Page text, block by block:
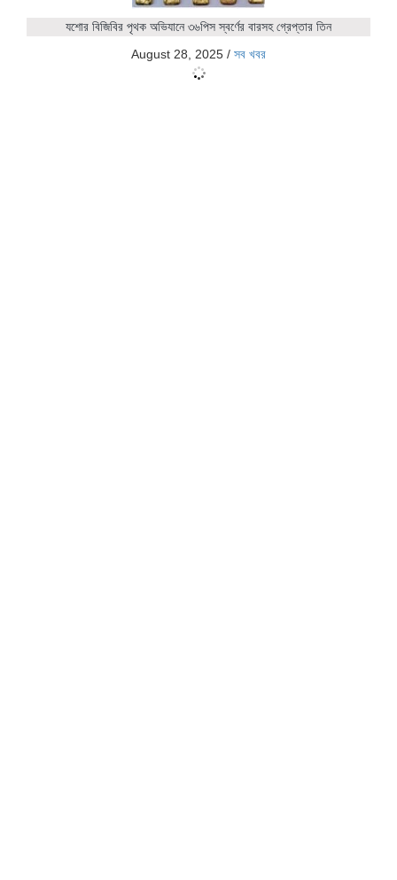
যশোর বিজিবির পৃথক অভিযানে ৩৬পিস স্বর্ণের বারসহ গ্রেপ্তার তিন
August 28, 2025 / সব খবর